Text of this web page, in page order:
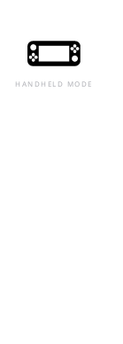
HANDHELD MODE